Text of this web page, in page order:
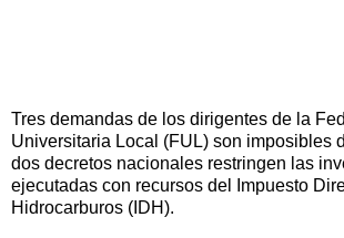
Tres demandas de los dirigentes de la
Universitaria Local (FUL) son imposibles
dos decretos nacionales restringen las
ejecutadas con recursos del Impuesto
Hidrocarburos (IDH).